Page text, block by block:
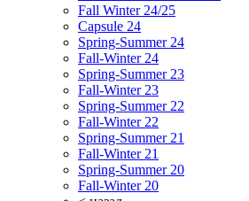
Fall Winter 24/25
Capsule 24
Spring-Summer 24
Fall-Winter 24
Spring-Summer 23
Fall-Winter 23
Spring-Summer 22
Fall-Winter 22
Spring-Summer 21
Fall-Winter 21
Spring-Summer 20
Fall-Winter 20